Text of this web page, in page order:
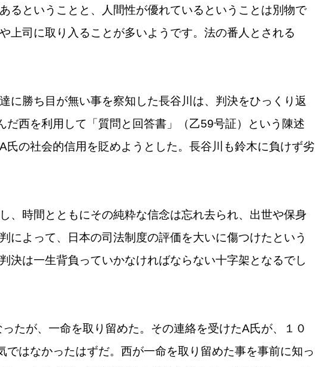
るということと、人間性が優れているということは別物で
上司に取り入ることが多いようです。法の番人とされる
に勝ち目が無い事を察知した長谷川は、判決をひっくり返
西を利用して「質問と回答書」（乙59号証）という陳述
の社会的信用を貶めようとした。長谷川も鈴木に負けず劣
、時間とともにその純粋な信念は忘れ去られ、出世や保身
よって、日本の司法制度の評価を大いに傷つけたという
決は一生背負っていかなければならない十字架となるでし
たが、一命を取り留めた。その連絡を受けたA氏が、１０
はなかったはずだ。西が一命を取り留めた事を事前に知っ